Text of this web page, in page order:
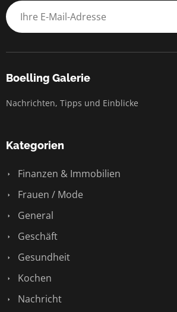
Boelling Galerie
Nachrichten, Tipps und Einblicke
Kategorien
Finanzen & Immobilien
Frauen / Mode
General
Geschäft
Gesundheit
Kochen
Nachricht